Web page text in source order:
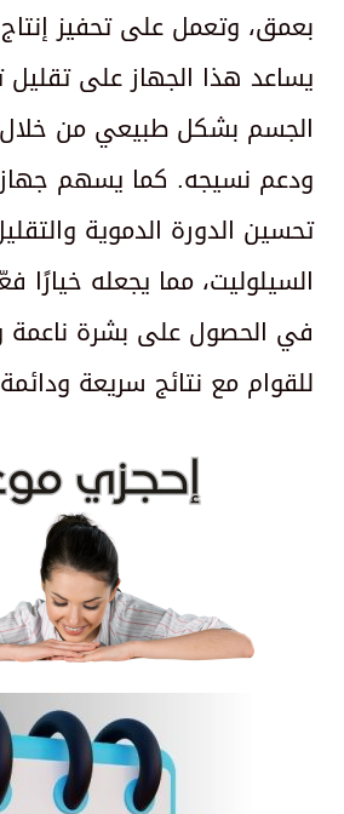
بعمق، وتعمل على تحفيز
يساعد هذا الجهاز على
الجسم بشكل طبيعي من
ودعم نسيجه. كما يسهم جهاز
تحسين الدورة الدموية
السيلوليت، مما يجعله خيارًا
في الحصول على بشرة
للقوام مع نتائج سريعة